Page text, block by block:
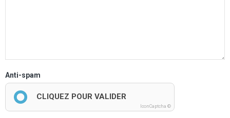
Anti-spam
CLIQUEZ POUR VALIDER
IconCaptcha ©